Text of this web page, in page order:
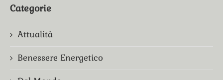
Categorie
Attualità
Benessere Energetico